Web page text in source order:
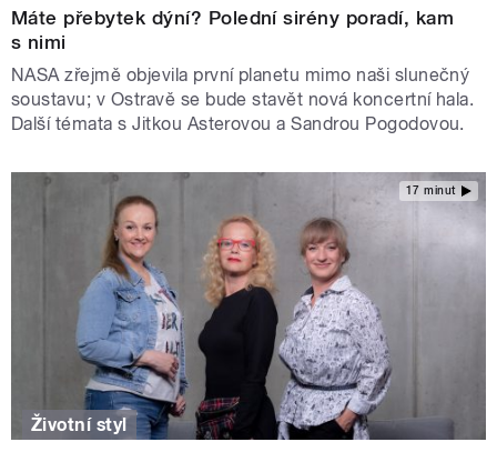
Máte přebytek dýní? Polední sirény poradí, kam
s nimi
NASA zřejmě objevila první planetu mimo naši slunečný
soustavu; v Ostravě se bude stavět nová koncertní hala.
Další témata s Jitkou Asterovou a Sandrou Pogodovou.
17 minut
Životní styl